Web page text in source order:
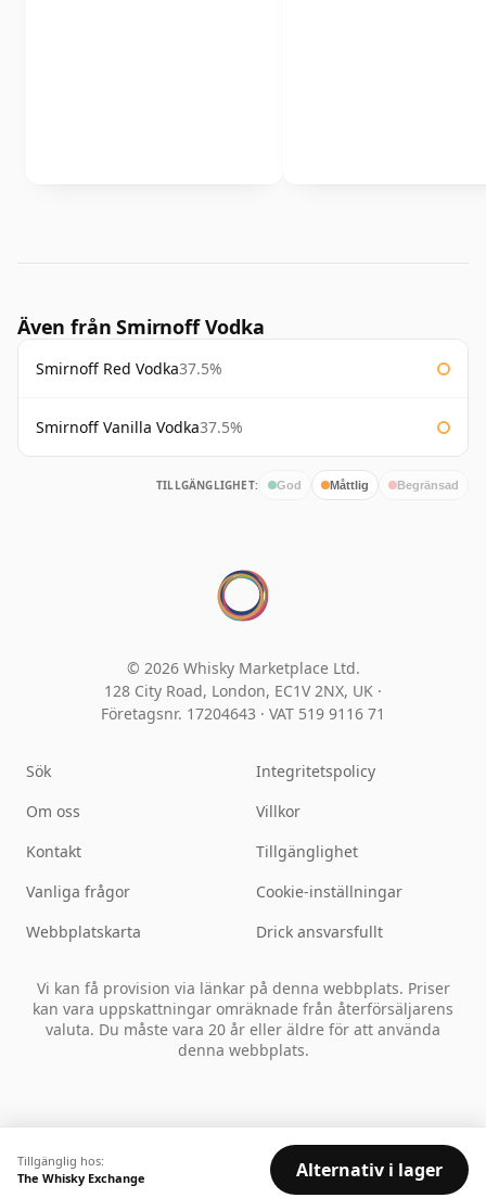
Även från Smirnoff Vodka
Smirnoff Red Vodka37.5%
Smirnoff Vanilla Vodka37.5%
TILLGÄNGLIGHET: God Måttlig Begränsad
Tillgänglig hos:
The Whisky Exchange
Alternativ i lager
© 2026 Whisky Marketplace Ltd.
128 City Road, London, EC1V 2NX, UK ·
Företagsnr. 17204643 · VAT 519 9116 71
Sök
Om oss
Kontakt
Vanliga frågor
Webbplatskarta
Integritetspolicy
Villkor
Tillgänglighet
Cookie-inställningar
Drick ansvarsfullt
Vi kan få provision via länkar på denna webbplats. Priser
kan vara uppskattningar omräknade från återförsäljarens
valuta. Du måste vara 20 år eller äldre för att använda
denna webbplats.